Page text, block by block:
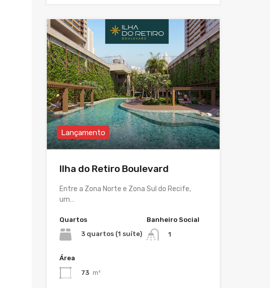
Lançamento
Ilha do Retiro Boulevard
Entre a Zona Norte e Zona Sul do Recife,
um…
Quartos
3 quartos (1 suíte)
Banheiro Social
1
Área
73 m²